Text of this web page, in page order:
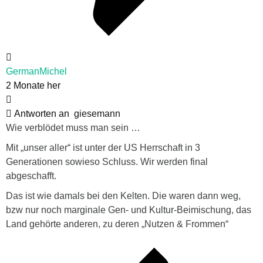
GermanMichel
2 Monate her
Antworten an giesemann
Wie verblödet muss man sein …
Mit „unser aller“ ist unter der US Herrschaft in 3
Generationen sowieso Schluss. Wir werden final
abgeschafft.
Das ist wie damals bei den Kelten. Die waren dann weg,
bzw nur noch marginale Gen- und Kultur-Beimischung, das
Land gehörte anderen, zu deren „Nutzen & Frommen“